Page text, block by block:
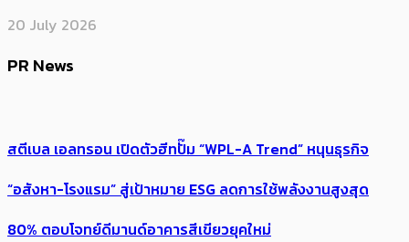
20 July 2026
PR News
สตีเบล เอลทรอน เปิดตัวฮีทปั๊ม “WPL-A Trend” หนุนธุรกิจ
“อสังหา-โรงแรม” สู่เป้าหมาย ESG ลดการใช้พลังงานสูงสุด
80% ตอบโจทย์ดีมานด์อาคารสีเขียวยุคใหม่